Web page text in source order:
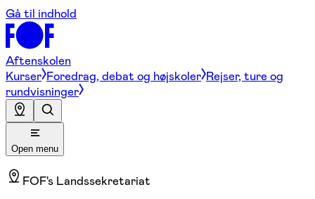
Gå til indhold
Aftenskolen
Kurser Foredrag, debat og højskoler Rejser, ture og
rundvisninger
Open menu
FOF's Landssekretariat